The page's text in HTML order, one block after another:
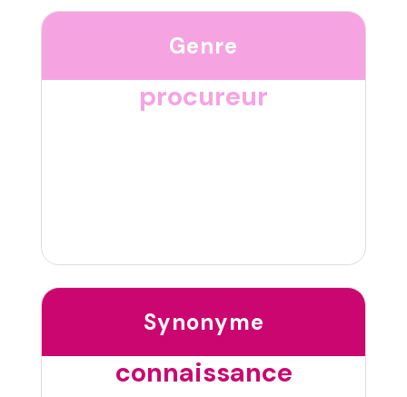
Genre
procureur
Synonyme
connaissance